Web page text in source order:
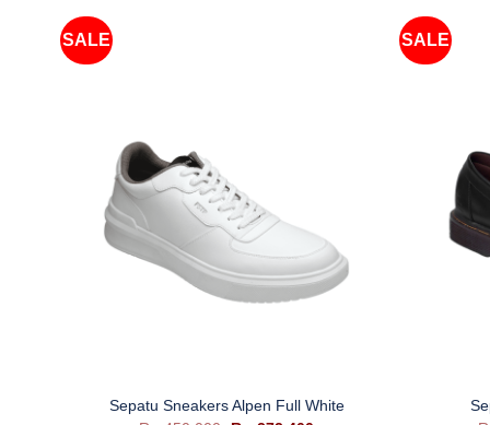
SALE
Sepatu Sneakers Alpen Full White
SALE